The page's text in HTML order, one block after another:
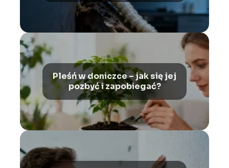
Pleśń w doniczce – jak się jej
pozbyć i zapobiegać?